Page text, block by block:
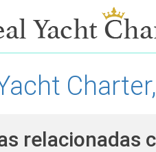
relacionadas